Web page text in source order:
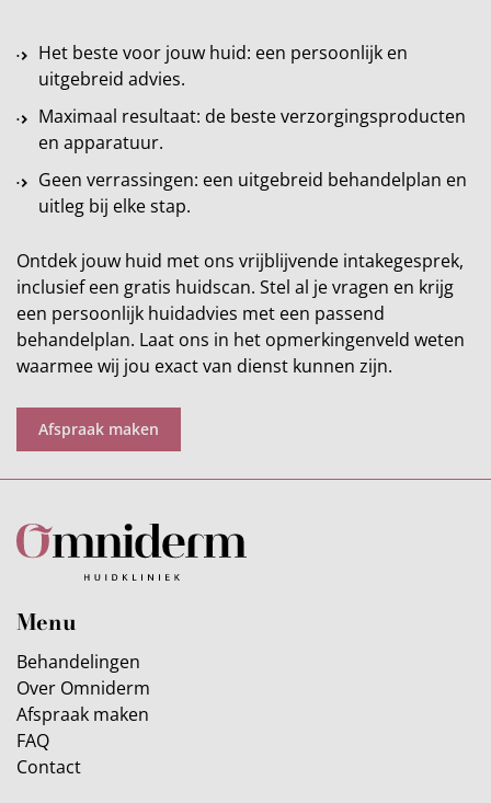
Het beste voor jouw huid: een persoonlijk en
uitgebreid advies.
Maximaal resultaat: de beste verzorgingsproducten
en apparatuur.
Geen verrassingen: een uitgebreid behandelplan en
uitleg bij elke stap.
Ontdek jouw huid met ons vrijblijvende intakegesprek,
inclusief een gratis huidscan. Stel al je vragen en krijg
een persoonlijk huidadvies met een passend
behandelplan. Laat ons in het opmerkingenveld weten
waarmee wij jou exact van dienst kunnen zijn.
Afspraak maken
Menu
Behandelingen
Over Omniderm
Afspraak maken
FAQ
Contact